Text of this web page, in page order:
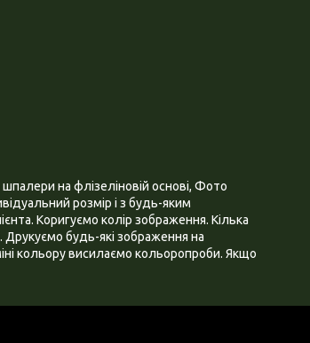
на флізеліновій основі, Фото
розмір і з будь-яким
Коригуємо колір зображення. Кілька
Друкуємо будь-які зображення на
кольору висилаємо кольоропроби. Якщо